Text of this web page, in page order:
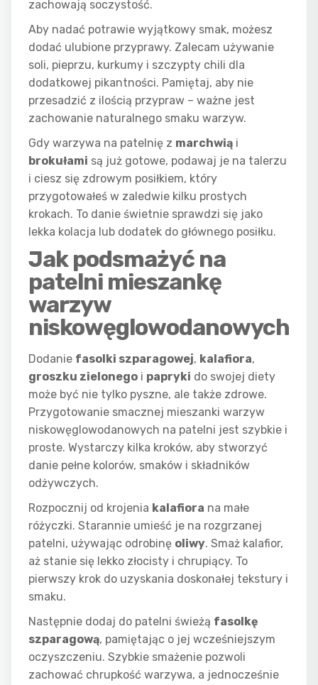
zachowają soczystość.
Aby nadać potrawie wyjątkowy smak, możesz
dodać ulubione przyprawy. Zalecam używanie
soli, pieprzu, kurkumy i szczypty chili dla
dodatkowej pikantności. Pamiętaj, aby nie
przesadzić z ilością przypraw – ważne jest
zachowanie naturalnego smaku warzyw.
Gdy warzywa na patelnię z marchwią i
brokułami są już gotowe, podawaj je na talerzu
i ciesz się zdrowym posiłkiem, który
przygotowałeś w zaledwie kilku prostych
krokach. To danie świetnie sprawdzi się jako
lekka kolacja lub dodatek do głównego posiłku.
Jak podsmażyć na
patelni mieszankę
warzyw
niskowęglowodanowych
Dodanie fasolki szparagowej, kalafiora,
groszku zielonego i papryki do swojej diety
może być nie tylko pyszne, ale także zdrowe.
Przygotowanie smacznej mieszanki warzyw
niskowęglowodanowych na patelni jest szybkie i
proste. Wystarczy kilka kroków, aby stworzyć
danie pełne kolorów, smaków i składników
odżywczych.
Rozpocznij od krojenia kalafiora na małe
różyczki. Starannie umieść je na rozgrzanej
patelni, używając odrobinę oliwy. Smaż kalafior,
aż stanie się lekko złocisty i chrupiący. To
pierwszy krok do uzyskania doskonałej tekstury i
smaku.
Następnie dodaj do patelni świeżą fasolkę
szparagową, pamiętając o jej wcześniejszym
oczyszczeniu. Szybkie smażenie pozwoli
zachować chrupkość warzywa, a jednocześnie